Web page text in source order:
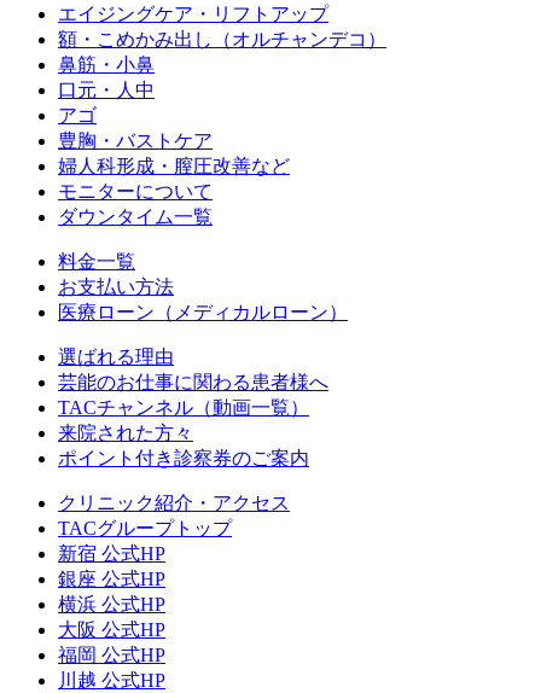
エイジングケア・リフトアップ
額・こめかみ出し（オルチャンデコ）
鼻筋・小鼻
口元・人中
アゴ
豊胸・バストケア
婦人科形成・膣圧改善など
モニターについて
ダウンタイム一覧
料金一覧
お支払い方法
医療ローン（メディカルローン）
選ばれる理由
芸能のお仕事に関わる患者様へ
TACチャンネル（動画一覧）
来院された方々
ポイント付き診察券のご案内
クリニック紹介・アクセス
TACグループトップ
新宿 公式HP
銀座 公式HP
横浜 公式HP
大阪 公式HP
福岡 公式HP
川越 公式HP